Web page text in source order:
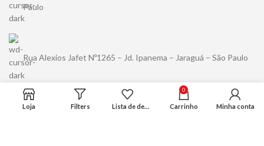
Paulo
Rua Alexios Jafet Nº1265 – Jd. Ipanema – Jaraguá – São Paulo
Loja Filters Lista de desejo
0
Carrinho Minha conta